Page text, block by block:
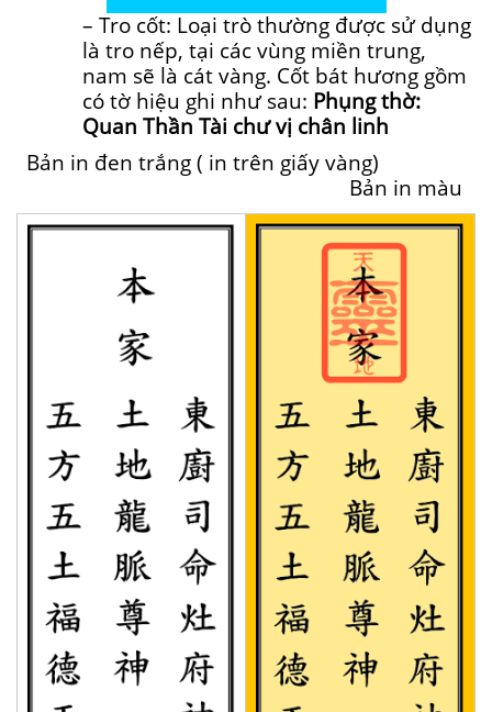
– Tro cốt: Loại trò thường được sử dụng
là tro nếp, tại các vùng miền trung,
nam sẽ là cát vàng. Cốt bát hương gồm
có tờ hiệu ghi như sau: Phụng thờ:
Quan Thần Tài chư vị chân linh
Bản in đen trắng ( in trên giấy vàng)
Bản in màu